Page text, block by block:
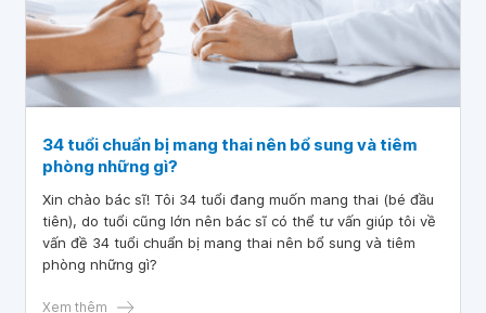
34 tuổi chuẩn bị mang thai nên bổ sung và tiêm
phòng những gì?
Xin chào bác sĩ! Tôi 34 tuổi đang muốn mang thai (bé đầu
tiên), do tuổi cũng lớn nên bác sĩ có thể tư vấn giúp tôi về
vấn đề 34 tuổi chuẩn bị mang thai nên bổ sung và tiêm
phòng những gì?
Xem thêm